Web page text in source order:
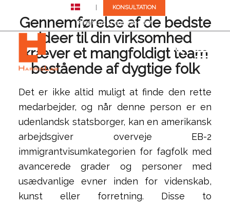
KONSULTATION
Ring til os: +1 (305) 792-8677
Gennemførelse af de bedste
ideer til din virksomhed
kræver et mangfoldigt team
bestående af dygtige folk
Det er ikke altid muligt at finde den rette
medarbejder, og når denne person er en
udenlandsk statsborger, kan en amerikansk
arbejdsgiver overveje EB-2
immigrantvisumkategorien for fagfolk med
avancerede grader og personer med
usædvanlige evner inden for videnskab,
kunst eller forretning. Disse to